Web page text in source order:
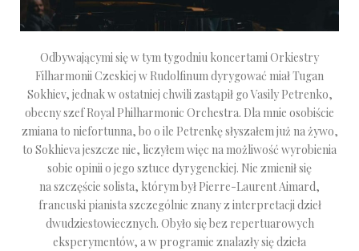
Odbywającymi się w tym tygodniu koncertami Orkiestry
Filharmonii Czeskiej w Rudolfinum dyrygować miał Tugan
Sokhiev, jednak w ostatniej chwili zastąpił go Vasily Petrenko,
obecny szef Royal Philharmonic Orchestra. Dla mnie osobiście
zmiana to niefortunna, bo o ile Petrenkę słyszałem już na żywo,
to Sokhieva jeszcze nie, liczyłem więc na możliwość wyrobienia
sobie opinii o jego sztuce dyrygenckiej. Nie zmienił się
na szczęście solista, którym był Pierre-Laurent Aimard,
francuski pianista szczególnie znany z interpretacji dzieł
dwudziestowiecznych. Obyło się bez repertuarowych
eksperymentów, a w programie znalazły się dzieła